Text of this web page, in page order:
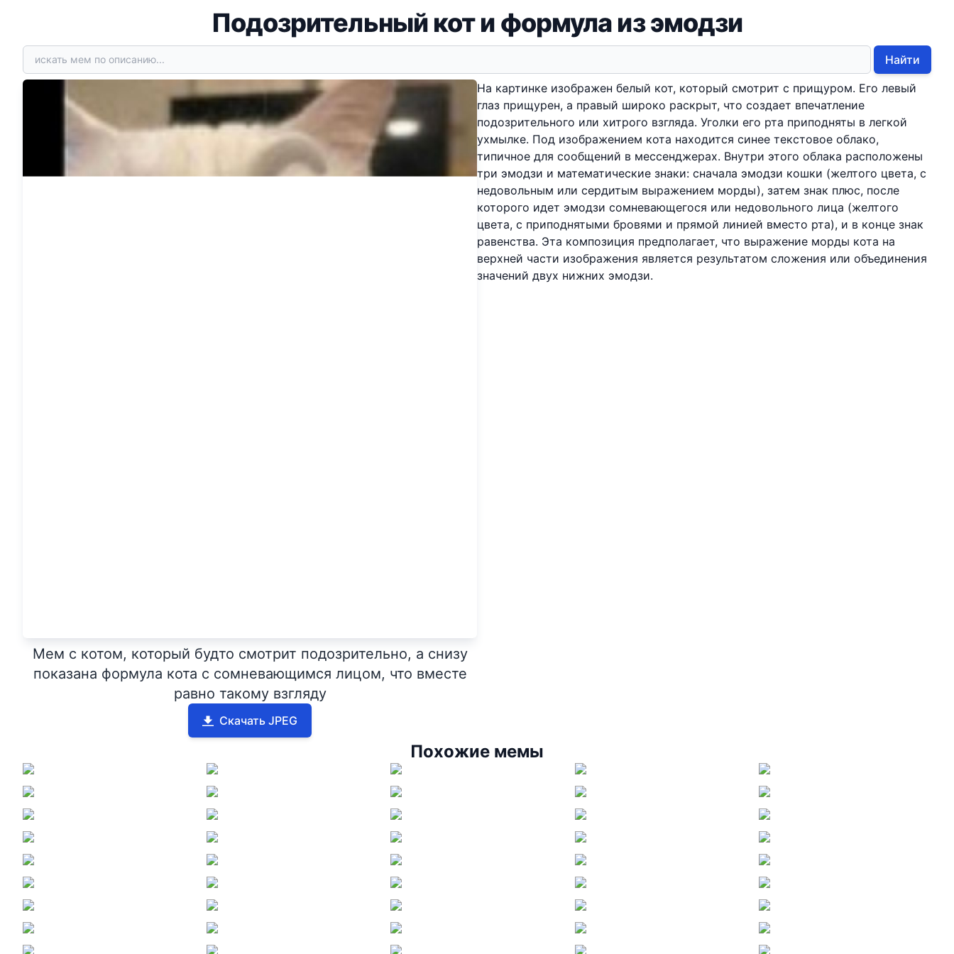
Подозрительный кот и формула из эмодзи
Найти
Мем с котом, который будто смотрит подозрительно, а снизу
показана формула кота с сомневающимся лицом, что вместе
равно такому взгляду
Скачать JPEG
На картинке изображен белый кот, который смотрит с прищуром. Его левый
глаз прищурен, а правый широко раскрыт, что создает впечатление
подозрительного или хитрого взгляда. Уголки его рта приподняты в легкой
ухмылке. Под изображением кота находится синее текстовое облако,
типичное для сообщений в мессенджерах. Внутри этого облака расположены
три эмодзи и математические знаки: сначала эмодзи кошки (желтого цвета, с
недовольным или сердитым выражением морды), затем знак плюс, после
которого идет эмодзи сомневающегося или недовольного лица (желтого
цвета, с приподнятыми бровями и прямой линией вместо рта), и в конце знак
равенства. Эта композиция предполагает, что выражение морды кота на
верхней части изображения является результатом сложения или объединения
значений двух нижних эмодзи.
Похожие мемы